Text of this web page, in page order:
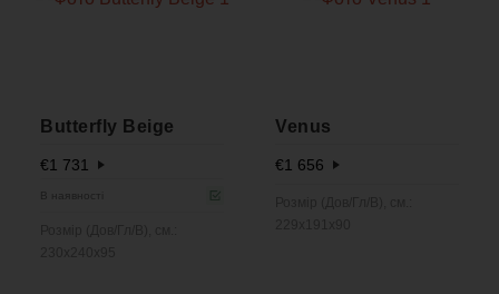
Butterfly Beige
€1 731
В наявності
Venus
€1 656